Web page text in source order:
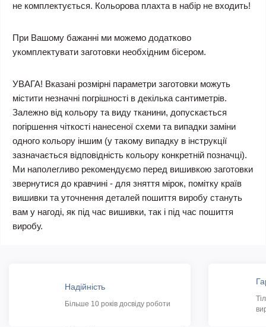
не комплектується. Кольорова плахта в набір не входить!
При Вашому бажанні ми можемо додатково
укомплектувати заготовки необхідним бісером.
УВАГА! Вказані розмірні параметри заготовки можуть
містити незначні погрішності в декілька сантиметрів.
Залежно від кольору та виду тканини, допускається
погіршення чіткості нанесеної схеми та випадки заміни
одного кольору іншим (у такому випадку в інструкції
зазначається відповідність кольору конкретній позначці).
Ми наполегливо рекомендуємо перед вишивкою заготовки
звернутися до кравчині - для зняття мірок, помітку країв
вишивки та уточнення деталей пошиття виробу стануть
вам у нагоді, як під час вишивки, так і під час пошиття
виробу.
Надійність
Більше 10 років досвіду роботи